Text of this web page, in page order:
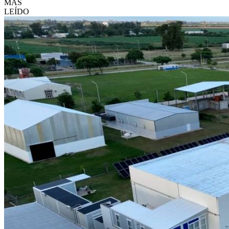
MÁS
LEÍDO